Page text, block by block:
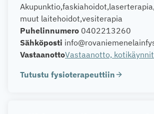
Akupunktio faskiahoidot laserterapia
muut laitehoidot vesiterapia
Puhelinnumero 0402213260
Sähköposti
VastaanottoVastaanotto, kotikäynnit
Tutustu fysioterapeuttiin